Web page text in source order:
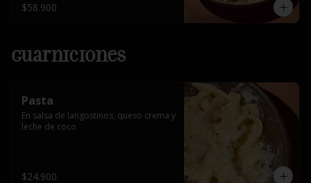
$58.900
Guarniciones
Pasta
En salsa de langostinos, queso crema y
leche de coco
$24.900